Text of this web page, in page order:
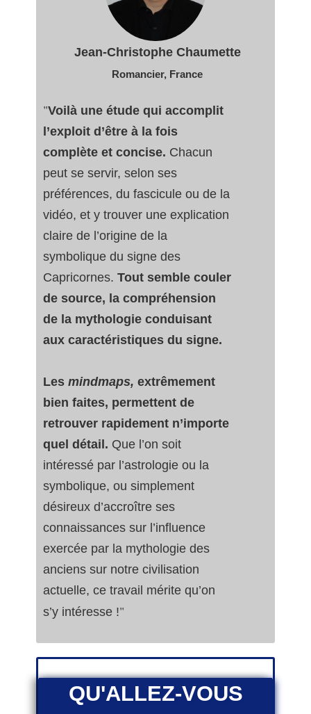
Jean-Christophe Chaumette
Romancier, France
"Voilà une étude qui accomplit
l’exploit d’être à la fois
complète et concise. Chacun
peut se servir, selon ses
préférences, du fascicule ou de la
vidéo, et y trouver une explication
claire de l’origine de la
symbolique du signe des
Capricornes. Tout semble couler
de source, la compréhension
de la mythologie conduisant
aux caractéristiques du signe.
Les mindmaps, extrêmement
bien faites, permettent de
retrouver rapidement n’importe
quel détail. Que l’on soit
intéressé par l’astrologie ou la
symbolique, ou simplement
désireux d’accroître ses
connaissances sur l’influence
exercée par la mythologie des
anciens sur notre civilisation
actuelle, ce travail mérite qu’on
s’y intéresse !"
QU'ALLEZ-VOUS